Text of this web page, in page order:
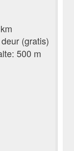
(gratis)
500 m